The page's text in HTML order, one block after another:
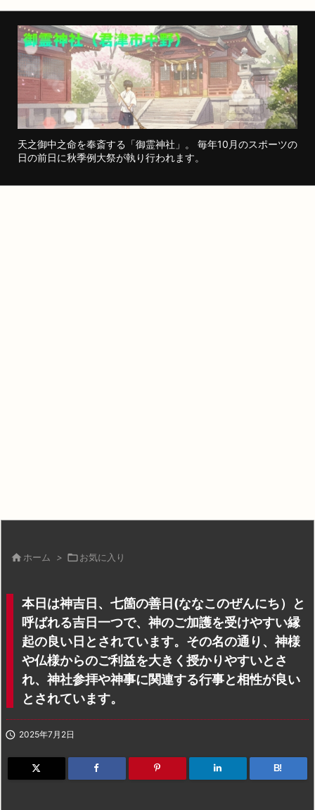
天之御中之命を奉斎する「御霊神社」。 毎年10月のスポーツの
日の前日に秋季例大祭が執り行われます。
 ホーム > お気に入り
本日は神吉日、七箇の善日(ななこのぜんにち）と
呼ばれる吉日一つで、神のご加護を受けやすい縁
起の良い日とされています。その名の通り、神様
や仏様からのご利益を大きく授かりやすいとさ
れ、神社参拝や神事に関連する行事と相性が良い
とされています。
 2025年7月2日
B!